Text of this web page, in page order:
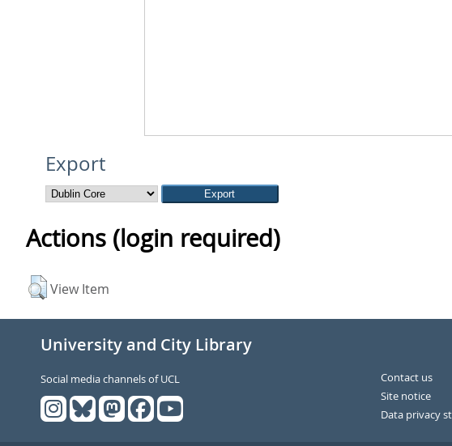
Export
Actions (login required)
View Item
University and City Library
Social media channels of UCL
Contact us
Site notice
Data privacy